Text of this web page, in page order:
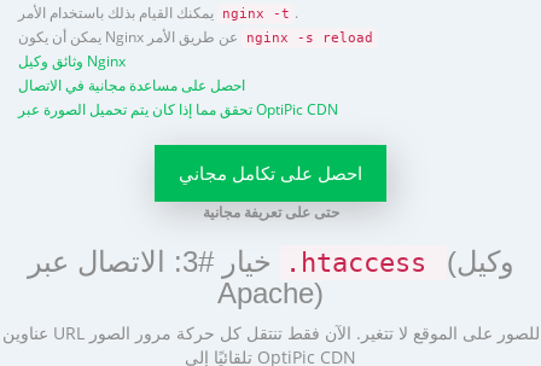
nginx -t .
nginx -s reload
وثائق وكيل Nginx
احصل على مساعدة مجانية في الاتصال
تحقق مما إذا كان يتم تحميل الصورة عبر OptiPic CDN
احصل على تكامل مجاني
حتى على تعريفة مجانية
.htaccess
(وكيل
Apache)
عناوين URL للصور على الموقع لا تتغير. الآن فقط تنتقل كل حركة مرور الصور
تلقائيًا إلى OptiPic CDN